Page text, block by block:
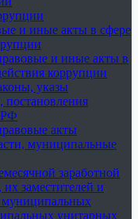
и иные акты в сфере
и иные акты в
коррупции
указы
РФ
акты
муниципальные
заработной
их заместителей и
муниципальных
унитарных